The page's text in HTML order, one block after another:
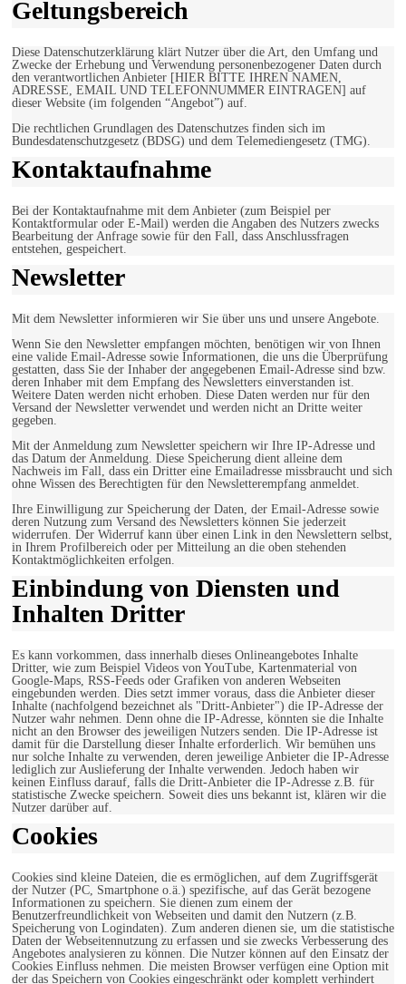
Geltungsbereich
Diese Datenschutzerklärung klärt Nutzer über die Art, den Umfang und
Zwecke der Erhebung und Verwendung personenbezogener Daten durch
den verantwortlichen Anbieter [HIER BITTE IHREN NAMEN,
ADRESSE, EMAIL UND TELEFONNUMMER EINTRAGEN] auf
dieser Website (im folgenden “Angebot”) auf.
Die rechtlichen Grundlagen des Datenschutzes finden sich im
Bundesdatenschutzgesetz (BDSG) und dem Telemediengesetz (TMG).
Kontaktaufnahme
Bei der Kontaktaufnahme mit dem Anbieter (zum Beispiel per
Kontaktformular oder E-Mail) werden die Angaben des Nutzers zwecks
Bearbeitung der Anfrage sowie für den Fall, dass Anschlussfragen
entstehen, gespeichert.
Newsletter
Mit dem Newsletter informieren wir Sie über uns und unsere Angebote.
Wenn Sie den Newsletter empfangen möchten, benötigen wir von Ihnen
eine valide Email-Adresse sowie Informationen, die uns die Überprüfung
gestatten, dass Sie der Inhaber der angegebenen Email-Adresse sind bzw.
deren Inhaber mit dem Empfang des Newsletters einverstanden ist.
Weitere Daten werden nicht erhoben. Diese Daten werden nur für den
Versand der Newsletter verwendet und werden nicht an Dritte weiter
gegeben.
Mit der Anmeldung zum Newsletter speichern wir Ihre IP-Adresse und
das Datum der Anmeldung. Diese Speicherung dient alleine dem
Nachweis im Fall, dass ein Dritter eine Emailadresse missbraucht und sich
ohne Wissen des Berechtigten für den Newsletterempfang anmeldet.
Ihre Einwilligung zur Speicherung der Daten, der Email-Adresse sowie
deren Nutzung zum Versand des Newsletters können Sie jederzeit
widerrufen. Der Widerruf kann über einen Link in den Newslettern selbst,
in Ihrem Profilbereich oder per Mitteilung an die oben stehenden
Kontaktmöglichkeiten erfolgen.
Einbindung von Diensten und
Inhalten Dritter
Es kann vorkommen, dass innerhalb dieses Onlineangebotes Inhalte
Dritter, wie zum Beispiel Videos von YouTube, Kartenmaterial von
Google-Maps, RSS-Feeds oder Grafiken von anderen Webseiten
eingebunden werden. Dies setzt immer voraus, dass die Anbieter dieser
Inhalte (nachfolgend bezeichnet als "Dritt-Anbieter") die IP-Adresse der
Nutzer wahr nehmen. Denn ohne die IP-Adresse, könnten sie die Inhalte
nicht an den Browser des jeweiligen Nutzers senden. Die IP-Adresse ist
damit für die Darstellung dieser Inhalte erforderlich. Wir bemühen uns
nur solche Inhalte zu verwenden, deren jeweilige Anbieter die IP-Adresse
lediglich zur Auslieferung der Inhalte verwenden. Jedoch haben wir
keinen Einfluss darauf, falls die Dritt-Anbieter die IP-Adresse z.B. für
statistische Zwecke speichern. Soweit dies uns bekannt ist, klären wir die
Nutzer darüber auf.
Cookies
Cookies sind kleine Dateien, die es ermöglichen, auf dem Zugriffsgerät
der Nutzer (PC, Smartphone o.ä.) spezifische, auf das Gerät bezogene
Informationen zu speichern. Sie dienen zum einem der
Benutzerfreundlichkeit von Webseiten und damit den Nutzern (z.B.
Speicherung von Logindaten). Zum anderen dienen sie, um die statistische
Daten der Webseitennutzung zu erfassen und sie zwecks Verbesserung des
Angebotes analysieren zu können. Die Nutzer können auf den Einsatz der
Cookies Einfluss nehmen. Die meisten Browser verfügen eine Option mit
der das Speichern von Cookies eingeschränkt oder komplett verhindert